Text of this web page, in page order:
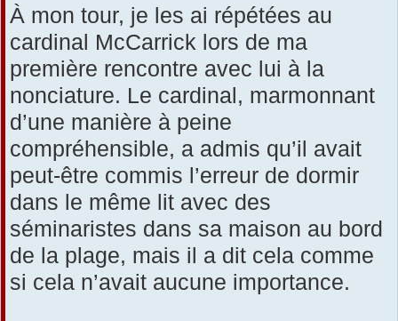
À mon tour, je les ai répétées au
cardinal McCarrick lors de ma
première rencontre avec lui à la
nonciature. Le cardinal, marmonnant
d’une manière à peine
compréhensible, a admis qu’il avait
peut-être commis l’erreur de dormir
dans le même lit avec des
séminaristes dans sa maison au bord
de la plage, mais il a dit cela comme
si cela n’avait aucune importance.